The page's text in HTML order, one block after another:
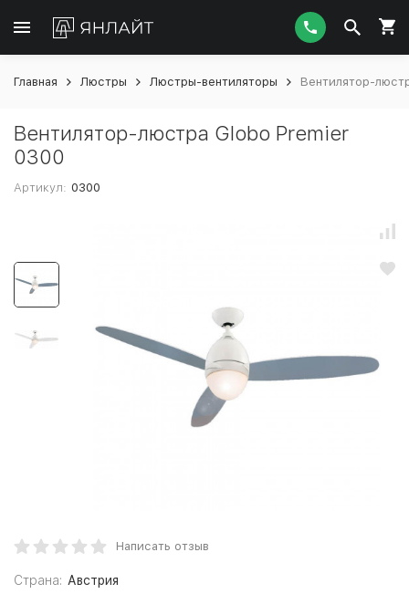
Главная Люстры Люстры-вентиляторы Вентилятор-
Вентилятор-люстра Globo Premier
0300
Артикул: 0300
Написать отзыв
Страна: Австрия